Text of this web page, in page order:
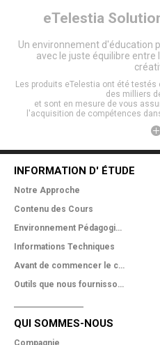
eTelestia
Un environnement d'éducation
avec le juste équilibre entre
Les produits eTelestia ont été
des milliers
et sont en mesure de vous
l'acquisition de compétences
INFORMATION D' ÉTUDE
Notre Approche
Contenu des Cours
Environnement Pédagogique
Informations Techniques
Avant de commencer le cours
Outils que nous fournissons
QUI SOMMES-NOUS
Compagnie